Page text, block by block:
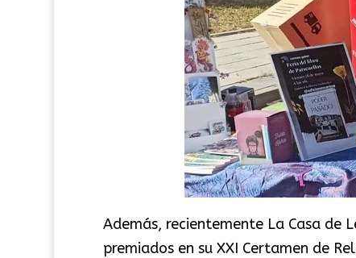
Además, recientemente La Casa de
premiados en su XXI Certamen de